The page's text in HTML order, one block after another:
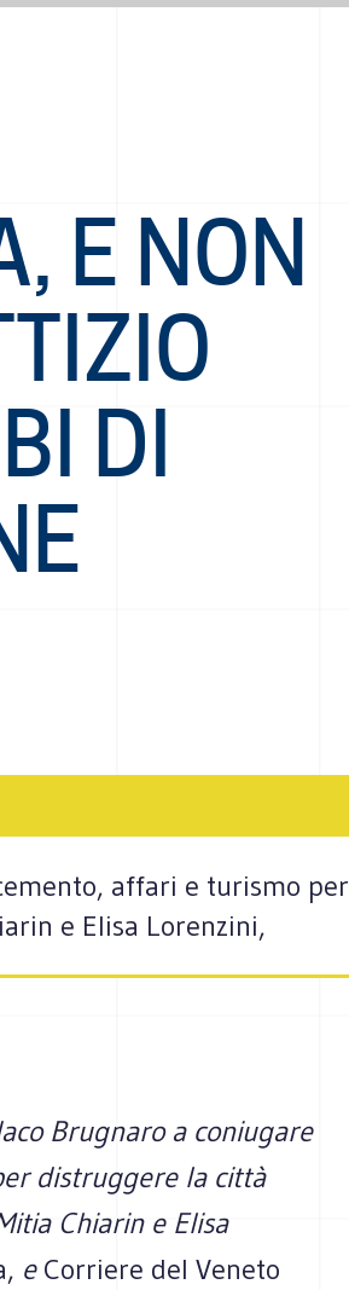
E NON
DI
affari e turismo per
e Elisa Lorenzini,
Brugnaro a coniugare
distruggere la città
Chiarin e Elisa
e Corriere del Veneto